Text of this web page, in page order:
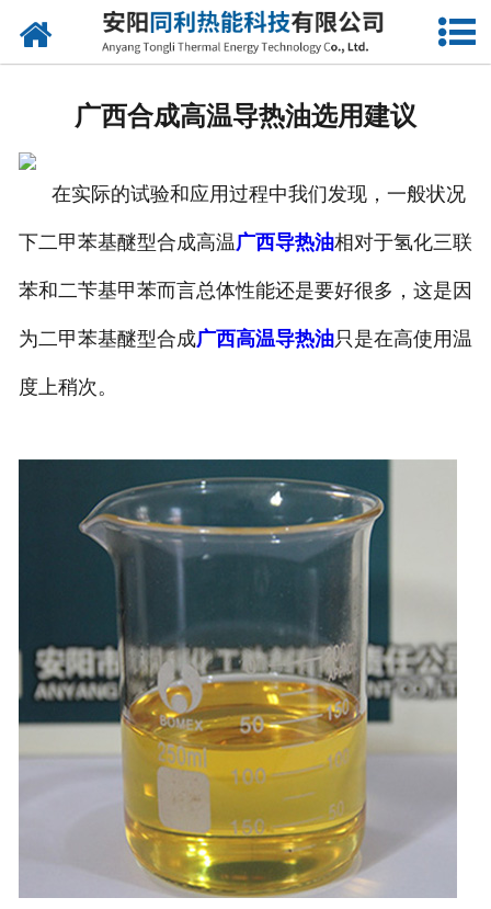
网站首页
新闻中心
联系我们
广西合成高温导热油选用建议
在实际的试验和应用过程中我们发现，一般状况
下二甲苯基醚型合成高温广西导热油相对于氢化三联
苯和二苄基甲苯而言总体性能还是要好很多，这是因
为二甲苯基醚型合成广西高温导热油只是在高使用温
度上稍次。